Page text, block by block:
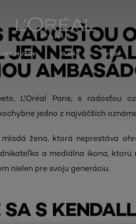
PRE MUŽOV O NÁS VEDA
RADOSŤOU
JENNER
L'Oréal Paris, s radosťou
jedno z najväčších
žena, ktorá neprestáva
a mediálna ikona,
nielen pre svoju generáciu.
S